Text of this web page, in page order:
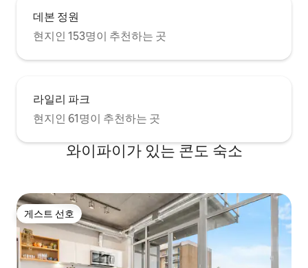
데본 정원
현지인 153명이 추천하는 곳
라일리 파크
현지인 61명이 추천하는 곳
와이파이가 있는 콘도 숙소
게스트 선호
게스트 선호